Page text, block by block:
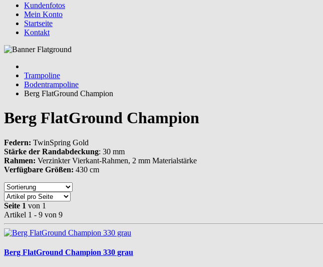
Kundenfotos
Mein Konto
Startseite
Kontakt
Trampoline
Bodentrampoline
Berg FlatGround Champion
Berg FlatGround Champion
Federn: TwinSpring Gold
Stärke der Randabdeckung: 30 mm
Rahmen: Verzinkter Vierkant-Rahmen, 2 mm Materialstärke
Verfügbare Größen: 430 cm
Seite 1 von 1
Artikel 1 - 9 von 9
Berg FlatGround Champion 330 grau